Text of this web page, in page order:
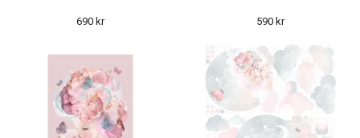
690 kr 590 kr